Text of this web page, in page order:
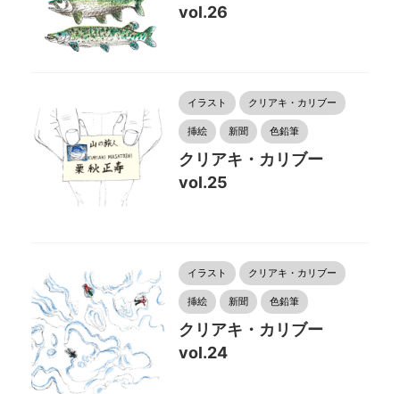
vol.26
イラスト クリアキ・カリブー
挿絵 新聞 色鉛筆
クリアキ・カリブー
vol.25
イラスト クリアキ・カリブー
挿絵 新聞 色鉛筆
クリアキ・カリブー
vol.24